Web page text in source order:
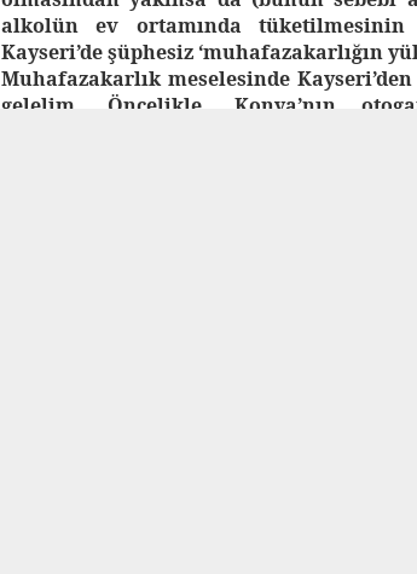
alkolün ev ortamında
Kayseri’de şüphesiz ‘muhafazakarlığın
Muhafazakarlık meselesinde
gelelim. Öncelikle, Konya’nın
Yeraltı Avrasya. Dinamik Görünümler teması.